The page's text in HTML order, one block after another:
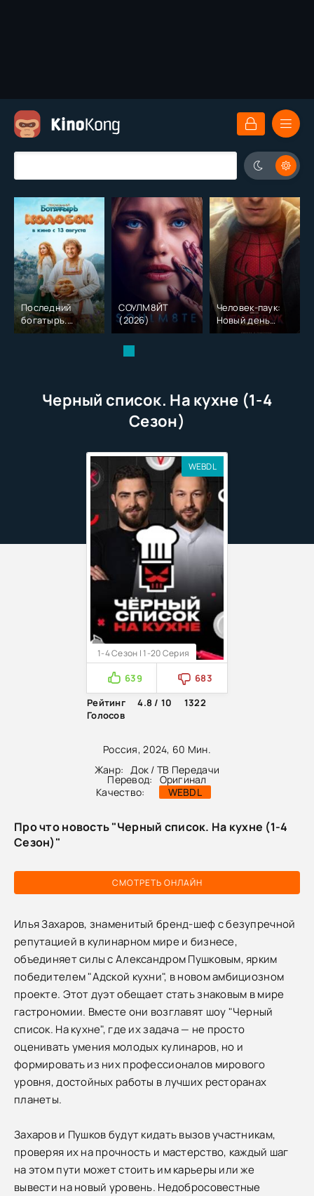
Последний
богатырь.
Колобок (2026)
СОУЛМ8ЙТ
(2026)
Человек-паук:
Новый день
(2026)
Черный список. На кухне (1-4
Сезон)
Россия, 2024, 60 Мин.
Жанр: Док / ТВ Передачи
Перевод:
Оригинал
Качество:
WEBDL
WEBDL
1-4 Сезон | 1-20 Серия
639
683
Рейтинг
4.8 / 10
1322
Голосов
СМОТРЕТЬ ОНЛАЙН
Про что новость "Черный список. На кухне (1-4
Сезон)"
Илья Захаров, знаменитый бренд-шеф с безупречной
репутацией в кулинарном мире и бизнесе,
объединяет силы с Александром Пушковым, ярким
победителем "Адской кухни", в новом амбициозном
проекте. Этот дуэт обещает стать знаковым в мире
гастрономии. Вместе они возглавят шоу "Черный
список. На кухне", где их задача — не просто
оценивать умения молодых кулинаров, но и
формировать из них профессионалов мирового
уровня, достойных работы в лучших ресторанах
планеты.
Захаров и Пушков будут кидать вызов участникам,
проверяя их на прочность и мастерство, каждый шаг
на этом пути может стоить им карьеры или же
вывести на новый уровень. Недобросовестные